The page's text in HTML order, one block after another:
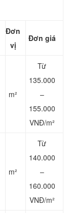
Đơn
vị
Đơn giá
m²
Từ
135.000
–
155.000
VNĐ/m²
m²
Từ
140.000
–
160.000
VNĐ/m²